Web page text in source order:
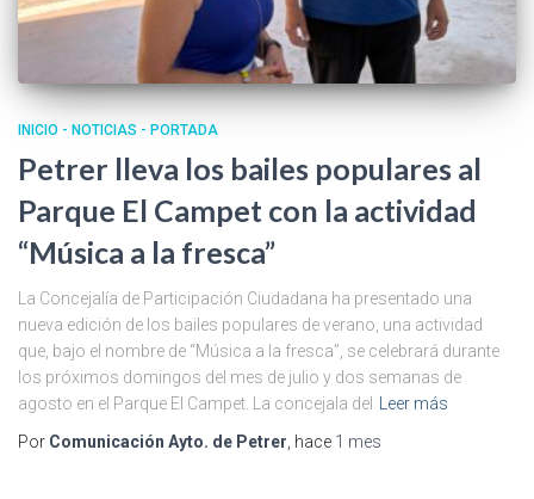
INICIO - NOTICIAS - PORTADA
Petrer lleva los bailes populares al
Parque El Campet con la actividad
“Música a la fresca”
La Concejalía de Participación Ciudadana ha presentado una
nueva edición de los bailes populares de verano, una actividad
que, bajo el nombre de “Música a la fresca”, se celebrará durante
los próximos domingos del mes de julio y dos semanas de
agosto en el Parque El Campet. La concejala del
Leer más
Por Comunicación Ayto. de Petrer , hace 1 mes